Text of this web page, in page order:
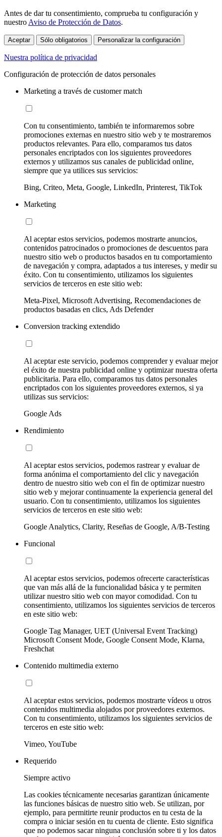
Antes de dar tu consentimiento, comprueba tu configuración y
nuestro Aviso de Protección de Datos.
Aceptar Sólo obligatorios Personalizar la configuración
Nuestra política de privacidad
Configuración de protección de datos personales
Marketing a través de customer match
Con tu consentimiento, también te informaremos sobre
promociones externas en nuestro sitio web y te mostraremos
productos relevantes. Para ello, comparamos tus datos
personales encriptados con los siguientes proveedores
externos y utilizamos sus canales de publicidad online,
siempre que ya utilices sus servicios:
Bing, Criteo, Meta, Google, LinkedIn, Printerest, TikTok
Marketing
Al aceptar estos servicios, podemos mostrarte anuncios,
contenidos patrocinados o promociones de descuentos para
nuestro sitio web o productos basados en tu comportamiento
de navegación y compra, adaptados a tus intereses, y medir su
éxito. Con tu consentimiento, utilizamos los siguientes
servicios de terceros en este sitio web:
Meta-Pixel, Microsoft Advertising, Recomendaciones de
productos basadas en clics, Ads Defender
Conversion tracking extendido
Al aceptar este servicio, podemos comprender y evaluar mejor
el éxito de nuestra publicidad online y optimizar nuestra oferta
publicitaria. Para ello, comparamos tus datos personales
encriptados con los siguientes proveedores externos, si ya
utilizas sus servicios:
Google Ads
Rendimiento
Al aceptar estos servicios, podemos rastrear y evaluar de
forma anónima el comportamiento del clic y navegación
dentro de nuestro sitio web con el fin de optimizar nuestro
sitio web y mejorar continuamente la experiencia general del
usuario. Con tu consentimiento, utilizamos los siguientes
servicios de terceros en este sitio web:
Google Analytics, Clarity, Reseñas de Google, A/B-Testing
Funcional
Al aceptar estos servicios, podemos ofrecerte características
que van más allá de la funcionalidad básica y te permiten
utilizar nuestro sitio web con mayor comodidad. Con tu
consentimiento, utilizamos los siguientes servicios de terceros
en este sitio web:
Google Tag Manager, UET (Universal Event Tracking)
Microsoft Consent Mode, Google Consent Mode, Klarna,
Freshchat
Contenido multimedia externo
Al aceptar estos servicios, podemos mostrarte vídeos u otros
contenidos multimedia alojados por proveedores externos.
Con tu consentimiento, utilizamos los siguientes servicios de
terceros en este sitio web:
Vimeo, YouTube
Requerido
Siempre activo
Las cookies técnicamente necesarias garantizan únicamente
las funciones básicas de nuestro sitio web. Se utilizan, por
ejemplo, para permitirte reunir productos en tu cesta de la
compra o iniciar sesión en tu cuenta de cliente. Esto significa
que no podemos sacar ninguna conclusión sobre ti y los datos